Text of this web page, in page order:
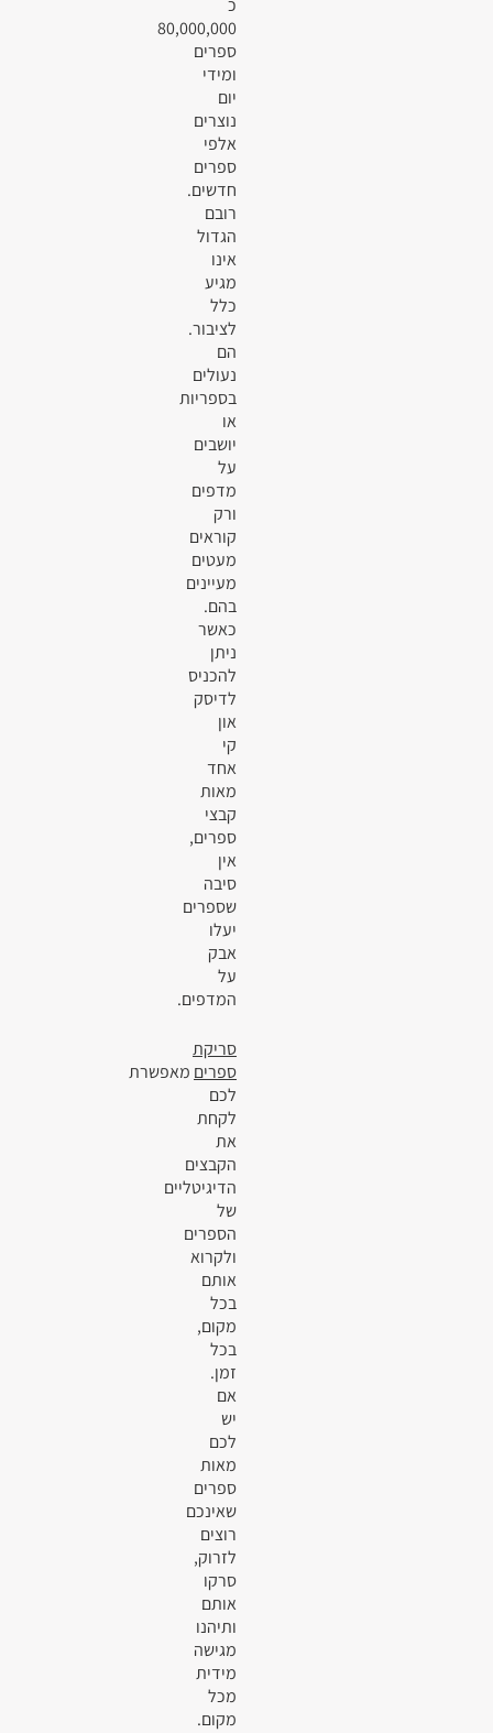
כ
80,000,000
ספרים
ומידי
יום
נוצרים
אלפי
ספרים
חדשים.
רובם
הגדול
אינו
מגיע
כלל
לציבור.
הם
נעולים
בספריות
או
יושבים
על
מדפים
ורק
קוראים
מעטים
מעיינים
בהם.
כאשר
ניתן
להכניס
לדיסק
און
קי
אחד
מאות
קבצי
ספרים,
אין
סיבה
שספרים
יעלו
אבק
על
המדפים.
סריקת
ספרים מאפשרת
לכם
לקחת
את
הקבצים
הדיגיטליים
של
הספרים
ולקרוא
אותם
בכל
מקום,
בכל
זמן.
אם
יש
לכם
מאות
ספרים
שאינכם
רוצים
לזרוק,
סרקו
אותם
ותיהנו
מגישה
מידית
מכל
מקום.